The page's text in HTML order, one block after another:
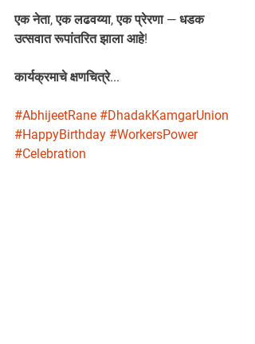
एक नेता, एक लढवय्या, एक प्रेरणा — धडक
उत्सवात रूपांतरित झाला आहे!
कार्यक्रमाचे क्षणचित्रे...
#AbhijeetRane #DhadakKamgarUnion
#HappyBirthday #WorkersPower
#Celebration